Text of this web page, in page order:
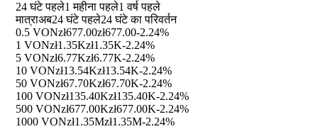
24 घंटे पहले1 महीना पहले1 वर्ष पहले
मात्राअब24 घंटे पहले24 घंटे का परिवर्तन
0.5 VONzł677.00zł677.00-2.24%
1 VONzł1.35Kzł1.35K-2.24%
5 VONzł6.77Kzł6.77K-2.24%
10 VONzł13.54Kzł13.54K-2.24%
50 VONzł67.70Kzł67.70K-2.24%
100 VONzł135.40Kzł135.40K-2.24%
500 VONzł677.00Kzł677.00K-2.24%
1000 VONzł1.35Mzł1.35M-2.24%